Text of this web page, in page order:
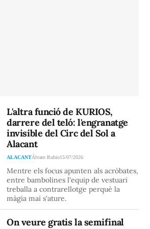
L'altra funció de KURIOS,
darrere del teló: l'engranatge
invisible del Circ del Sol a
Alacant
ALACANTÁlvaro Rubio15/07/2026
Mentre els focus apunten als acròbates,
entre bambolines l'equip de vestuari
treballa a contrarellotge perquè la
màgia mai s'ature.
On veure gratis la semifinal